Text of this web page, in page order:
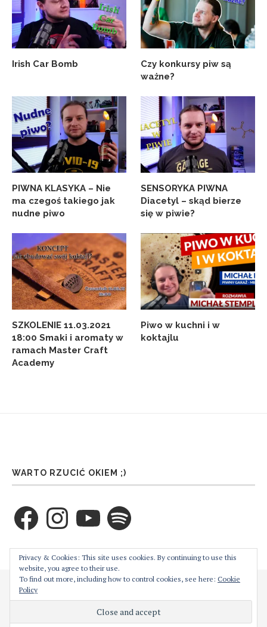
Irish Car Bomb
Czy konkursy piw są
ważne?
PIWNA KLASYKA – Nie
ma czegoś takiego jak
nudne piwo
SENSORYKA PIWNA
Diacetyl – skąd bierze
się w piwie?
SZKOLENIE 11.03.2021
18:00 Smaki i aromaty w
ramach Master Craft
Academy
Piwo w kuchni i w
koktajlu
WARTO RZUCIĆ OKIEM ;)
FacebookInstagramYouTube Spotify
ZAPRENUMERUJ TEN BLOG PRZEZ E-MAIL
Wprowadź swój adres email aby zaprenumerować ten
blog i otrzymywać powiadomienia o nowych wpisach
Cześć! Moja strona używa ciasteczek w celu bezproblemowego jej
działania. Podejrzewam, że nie jest to dla Ciebie problemem,
natomiast w każdej chwili możesz je wyłączyć z poziomu
Privacy & Cookies: This site uses cookies. By continuing to use this
website, you agree to their use.
To find out more, including how to control cookies, see here: Cookie
Policy